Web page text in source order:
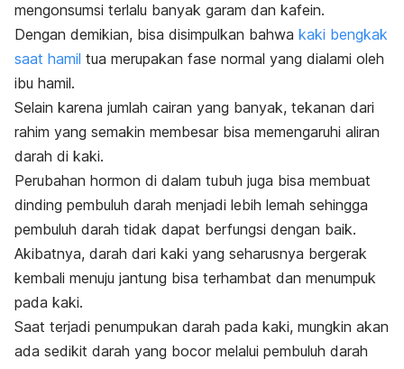
mengonsumsi terlalu banyak garam dan kafein.
Dengan demikian, bisa disimpulkan bahwa kaki bengkak
saat hamil tua merupakan fase normal yang dialami oleh
ibu hamil.
Selain karena jumlah cairan yang banyak, tekanan dari
rahim yang semakin membesar bisa memengaruhi aliran
darah di kaki.
Perubahan hormon di dalam tubuh juga bisa membuat
dinding pembuluh darah menjadi lebih lemah sehingga
pembuluh darah tidak dapat berfungsi dengan baik.
Akibatnya, darah dari kaki yang seharusnya bergerak
kembali menuju jantung bisa terhambat dan menumpuk
pada kaki.
Saat terjadi penumpukan darah pada kaki, mungkin akan
ada sedikit darah yang bocor melalui pembuluh darah